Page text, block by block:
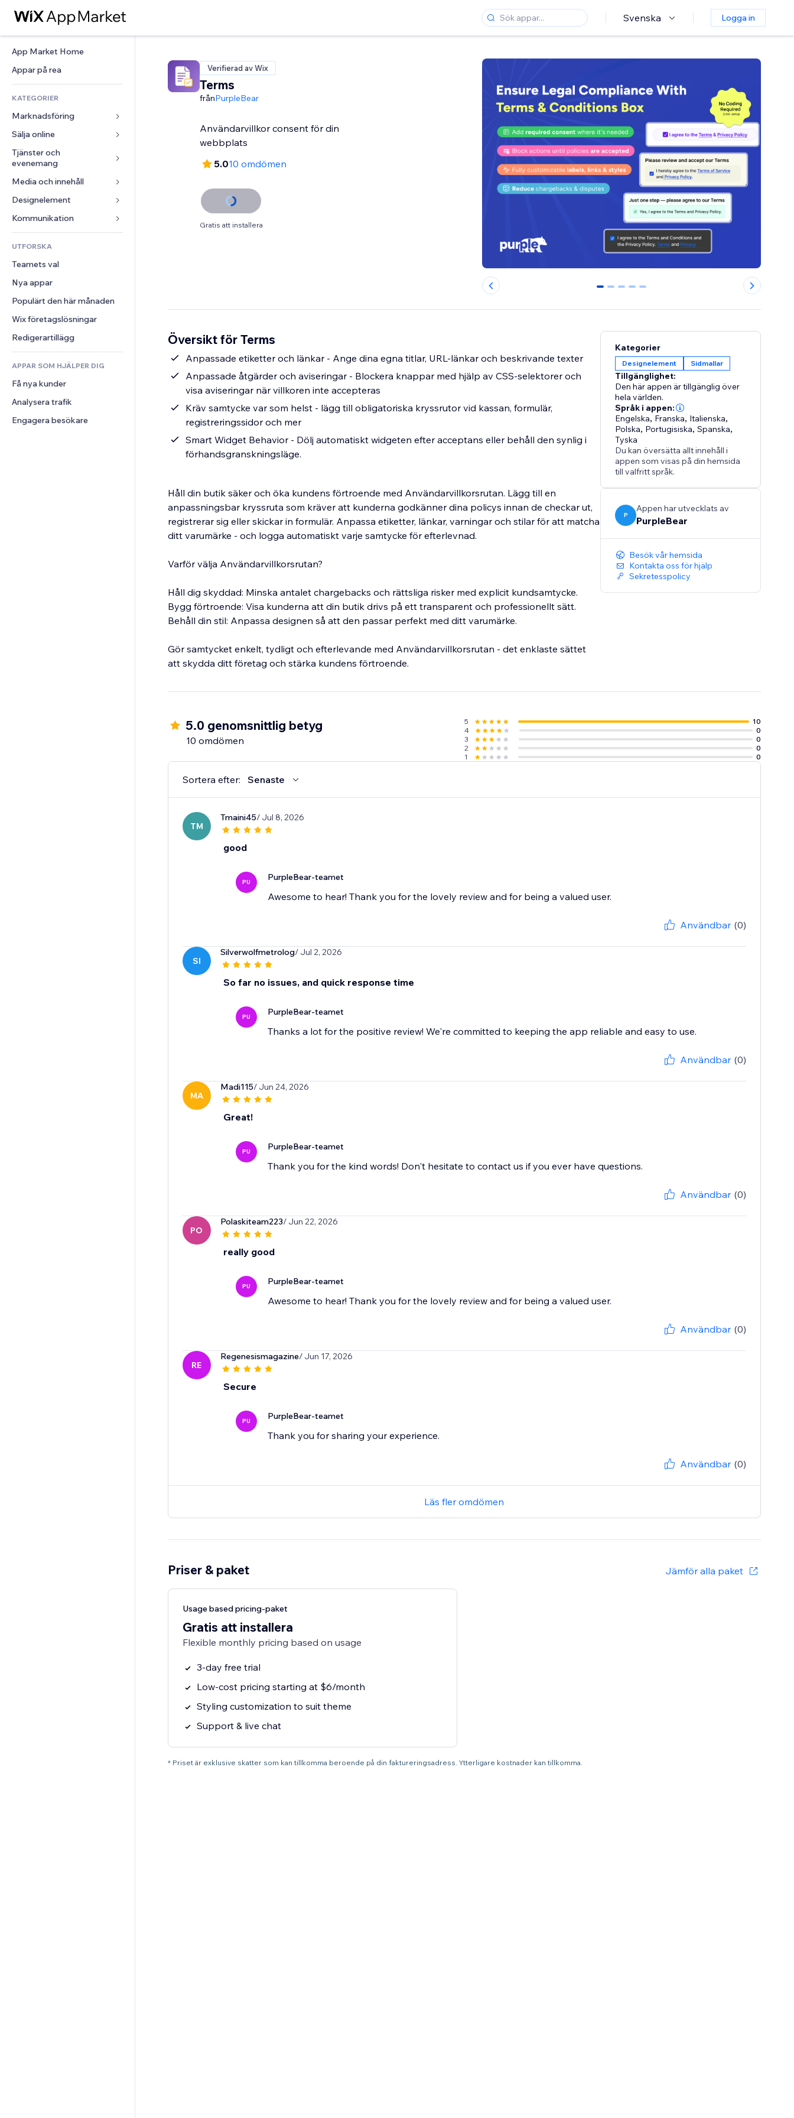
Svenska Logga in
App Market Home
Appar på rea
KATEGORIER
Marknadsföring
Annonser
Mobil
Statistik
Sociala medier
SEO
Interaktioner
Listningar
E-post
Konvertering
Sälja online
Appar för butiker
Frakt och leverans
Sälj-knappar
Onlinekurser
Beställtryck
Redovisning
Kuponger och lojalitet
Lagerlösningar
Dropshipping
Priser och abonnemang
Crowdfunding
Mat och dryck
Tjänster och
evenemang
Hotell
Evenemang
Restauranger
Fastigheter
Bokningar
Media och innehåll
Galleri
Musik
Podcasts
Fotografering
Video
PDF
Fildelning
Nyheter
Designelement
Kartor och navigering
Integritet och säkerhet
Klocka
Sidmallar
Bildeffekter
Knappar och menyer
Banners och märken
Kalkylatorer
Sök
Väder
Diagram och tabeller
Formulär
Undersökningar
Chatt
Kommentarer
Telefon
Community
Omdömen och recensioner
CRM
UTFORSKA
Teamets val
Nya appar
Populärt den här månaden
Wix företagslösningar
Redigerartillägg
APPAR SOM HJÄLPER DIG
Få nya kunder
Analysera trafik
Engagera besökare
Verifierad av Wix
Terms
frånPurpleBear
Användarvillkor consent för din
webbplats
5.010 omdömen
Gratis att installera
0 1 2 3 4
Översikt för Terms
Anpassade etiketter och länkar - Ange dina egna titlar, URL-länkar och beskrivande texter
Anpassade åtgärder och aviseringar - Blockera knappar med hjälp av CSS-selektorer och
visa aviseringar när villkoren inte accepteras
Kräv samtycke var som helst - lägg till obligatoriska kryssrutor vid kassan, formulär,
registreringssidor och mer
Smart Widget Behavior - Dölj automatiskt widgeten efter acceptans eller behåll den synlig i
förhandsgranskningsläge.
Håll din butik säker och öka kundens förtroende med Användarvillkorsrutan. Lägg till en
anpassningsbar kryssruta som kräver att kunderna godkänner dina policys innan de checkar ut,
registrerar sig eller skickar in formulär. Anpassa etiketter, länkar, varningar och stilar för att matcha
ditt varumärke - och logga automatiskt varje samtycke för efterlevnad.
Varför välja Användarvillkorsrutan?
Håll dig skyddad: Minska antalet chargebacks och rättsliga risker med explicit kundsamtycke.
Bygg förtroende: Visa kunderna att din butik drivs på ett transparent och professionellt sätt.
Behåll din stil: Anpassa designen så att den passar perfekt med ditt varumärke.
Gör samtycket enkelt, tydligt och efterlevande med Användarvillkorsrutan - det enklaste sättet
att skydda ditt företag och stärka kundens förtroende.
Kategorier
Designelement Sidmallar
Tillgänglighet:
Den här appen är tillgänglig över
hela världen.
Språk i appen:
Engelska, Franska, Italienska,
Polska, Portugisiska,Spanska,
Tyska
Du kan översätta allt innehåll i
appen som visas på din hemsida
till valfritt språk.
P
Appen har utvecklats av
PurpleBear
Besök vår hemsida
Kontakta oss för hjälp
Sekretesspolicy
5.0 genomsnittlig betyg
10 omdömen
5
10
4
0
3
0
2
0
1
0
Sortera efter: Senaste
TM
Tmaini45/ Jul 8, 2026
good
PU PurpleBear-teamet
Awesome to hear! Thank you for the lovely review and for being a valued user.
Användbar (0)
SI
Silverwolfmetrolog/ Jul 2, 2026
So far no issues, and quick response time
PU PurpleBear-teamet
Thanks a lot for the positive review! We're committed to keeping the app reliable and easy to use.
Användbar (0)
MA
Madi115/ Jun 24, 2026
Great!
PU PurpleBear-teamet
Thank you for the kind words! Don't hesitate to contact us if you ever have questions.
Användbar (0)
PO
Polaskiteam223/ Jun 22, 2026
really good
PU PurpleBear-teamet
Awesome to hear! Thank you for the lovely review and for being a valued user.
Användbar (0)
RE
Regenesismagazine/ Jun 17, 2026
Secure
PU PurpleBear-teamet
Thank you for sharing your experience.
Användbar (0)
Läs fler omdömen
Priser & paket Jämför alla paket
Usage based pricing-paket
Gratis att installera
Flexible monthly pricing based on usage
3-day free trial
Low-cost pricing starting at $6/month
Styling customization to suit theme
Support & live chat
* Priset är exklusive skatter som kan tillkomma beroende på din faktureringsadress. Ytterligare kostnader kan tillkomma.